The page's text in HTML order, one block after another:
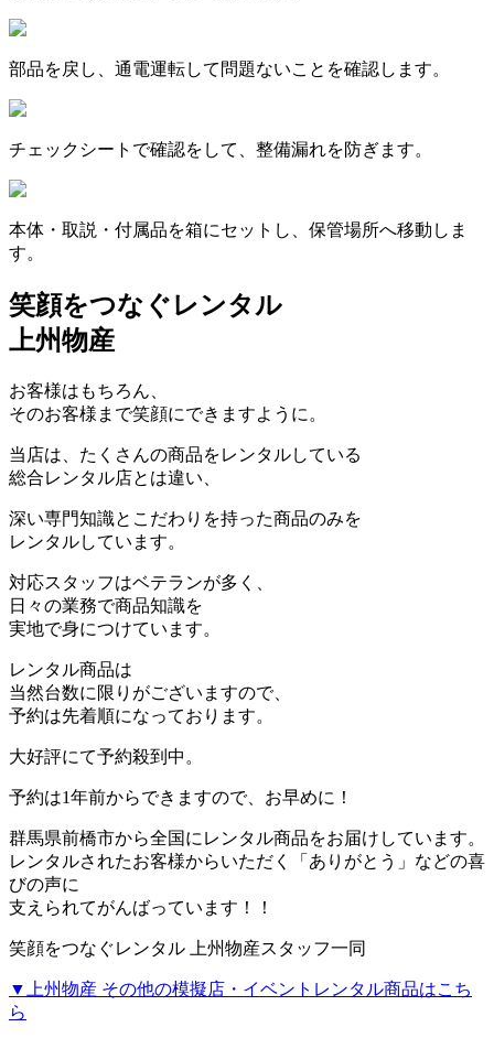
部品を戻し、通電運転して問題ないことを確認します。
チェックシートで確認をして、整備漏れを防ぎます。
本体・取説・付属品を箱にセットし、保管場所へ移動しま
す。
笑顔をつなぐレンタル
上州物産
お客様はもちろん、
そのお客様まで笑顔にできますように。
当店は、たくさんの商品をレンタルしている
総合レンタル店とは違い、
深い専門知識とこだわりを持った商品のみを
レンタルしています。
対応スタッフはベテランが多く、
日々の業務で商品知識を
実地で身につけています。
レンタル商品は
当然台数に限りがございますので、
予約は先着順になっております。
大好評にて予約殺到中。
予約は1年前からできますので、お早めに！
群馬県前橋市から全国にレンタル商品をお届けしています。
レンタルされたお客様からいただく「ありがとう」などの喜
びの声に
支えられてがんばっています！！
笑顔をつなぐレンタル 上州物産スタッフ一同
▼上州物産 その他の模擬店・イベントレンタル商品はこち
ら